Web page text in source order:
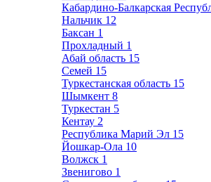
Кабардино-Балкарская
Нальчик 12
Баксан 1
Прохладный 1
Абай область 15
Семей 15
Туркестанская область 15
Шымкент 8
Туркестан 5
Кентау 2
Республика Марий Эл 15
Йошкар-Ола 10
Волжск 1
Звенигово 1